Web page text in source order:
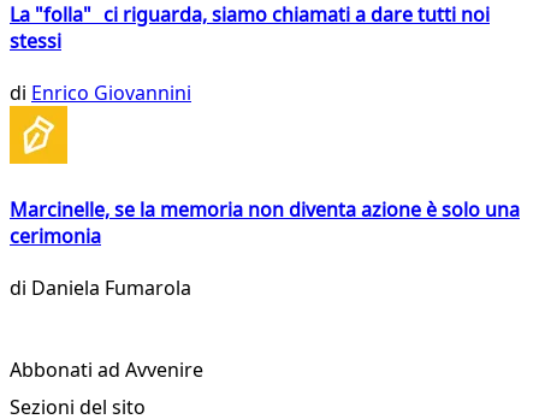
La "folla" ci riguarda, siamo chiamati a dare tutti noi
stessi
di Enrico Giovannini
Marcinelle, se la memoria non diventa azione è solo una
cerimonia
di Daniela Fumarola
Abbonati ad Avvenire
Sezioni del sito